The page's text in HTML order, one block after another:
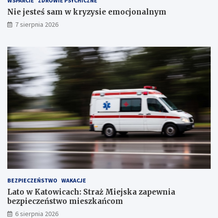
c
h
S
w
ó
w
!
Nie jesteś sam w kryzysie emocjonalnym
7 sierpnia 2026
BEZPIECZEŃSTWO WAKACJE
Lato w Katowicach: Straż Miejska zapewnia
bezpieczeństwo mieszkańcom
6 sierpnia 2026